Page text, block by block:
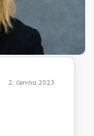
2. června 2023